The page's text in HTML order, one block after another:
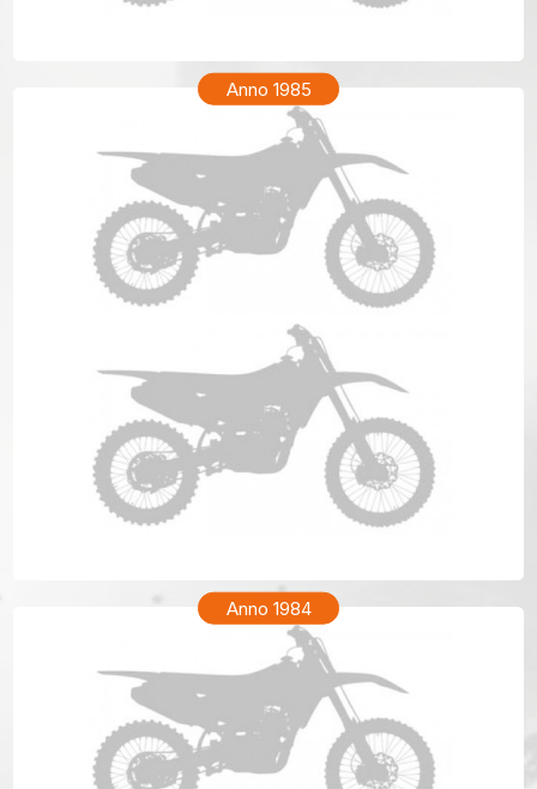
Anno 1985
Anno 1984